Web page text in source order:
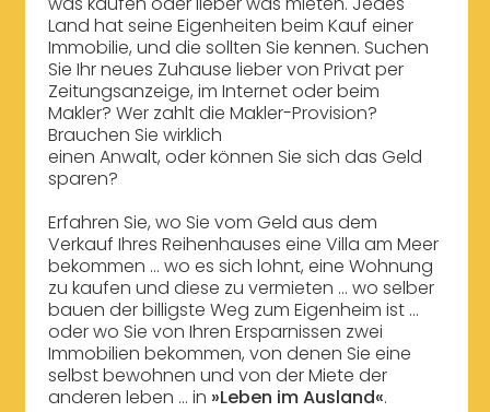
Land hat seine Eigenheiten beim Kauf einer
Immobilie, und die sollten Sie kennen. Suchen
Sie Ihr neues Zuhause lieber von Privat per
Zeitungsanzeige, im Internet oder beim
Makler? Wer zahlt die Makler-Provision?
Brauchen Sie wirklich
einen Anwalt, oder können Sie sich das Geld
sparen?
Erfahren Sie, wo Sie vom Geld aus dem
Verkauf Ihres Reihenhauses eine Villa am Meer
bekommen ... wo es sich lohnt, eine Wohnung
zu kaufen und diese zu vermieten ... wo selber
bauen der billigste Weg zum Eigenheim ist ...
oder wo Sie von Ihren Ersparnissen zwei
Immobilien bekommen, von denen Sie eine
selbst bewohnen und von der Miete der
anderen leben ... in »Leben im Ausland«.